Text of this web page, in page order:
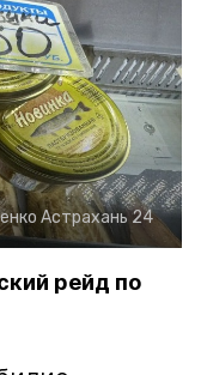
Астрахань 24
рейд по